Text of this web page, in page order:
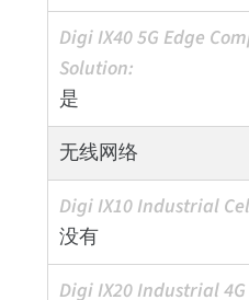
是
无线网络
没有